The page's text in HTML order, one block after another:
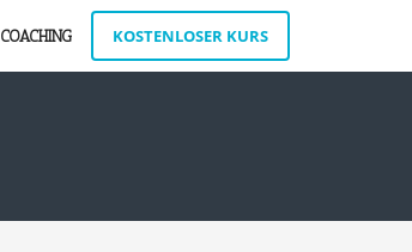
COACHING KOSTENLOSER KURS